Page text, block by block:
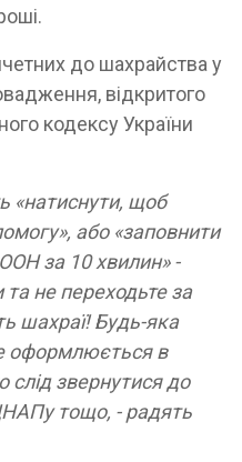
до шахрайства у
відкритого
кодексу України
«натиснути, щоб
або «заповнити
за 10 хвилин» -
та не переходьте за
шахраї! Будь-яка
оформлюється в
звернутися до
тощо, - радять